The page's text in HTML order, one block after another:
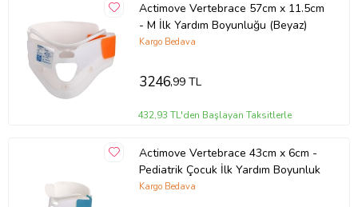
Actimove Vertebrace 57cm x 11.5cm
- M İlk Yardım Boyunluğu (Beyaz)
Kargo Bedava
3246,99 TL
432,93 TL'den Başlayan Taksitlerle
Actimove Vertebrace 43cm x 6cm -
Pediatrik Çocuk İlk Yardım Boyunluk
Kargo Bedava